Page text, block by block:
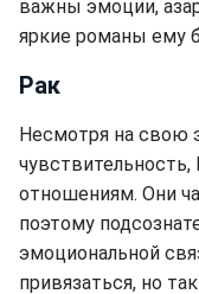
важны эмоции,
яркие романы ему
Рак
Несмотря на свою
отношениям. Они
поэтому
эмоциональной
привязаться, но